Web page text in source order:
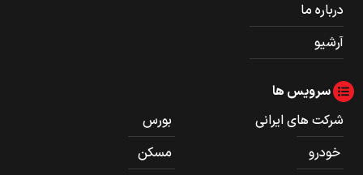
درباره ما
آرشیو
سرویس ها
شرکت های ایرانی
بورس
خودرو
مسکن